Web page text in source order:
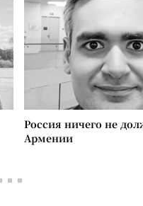
Россия ничего не
Армении